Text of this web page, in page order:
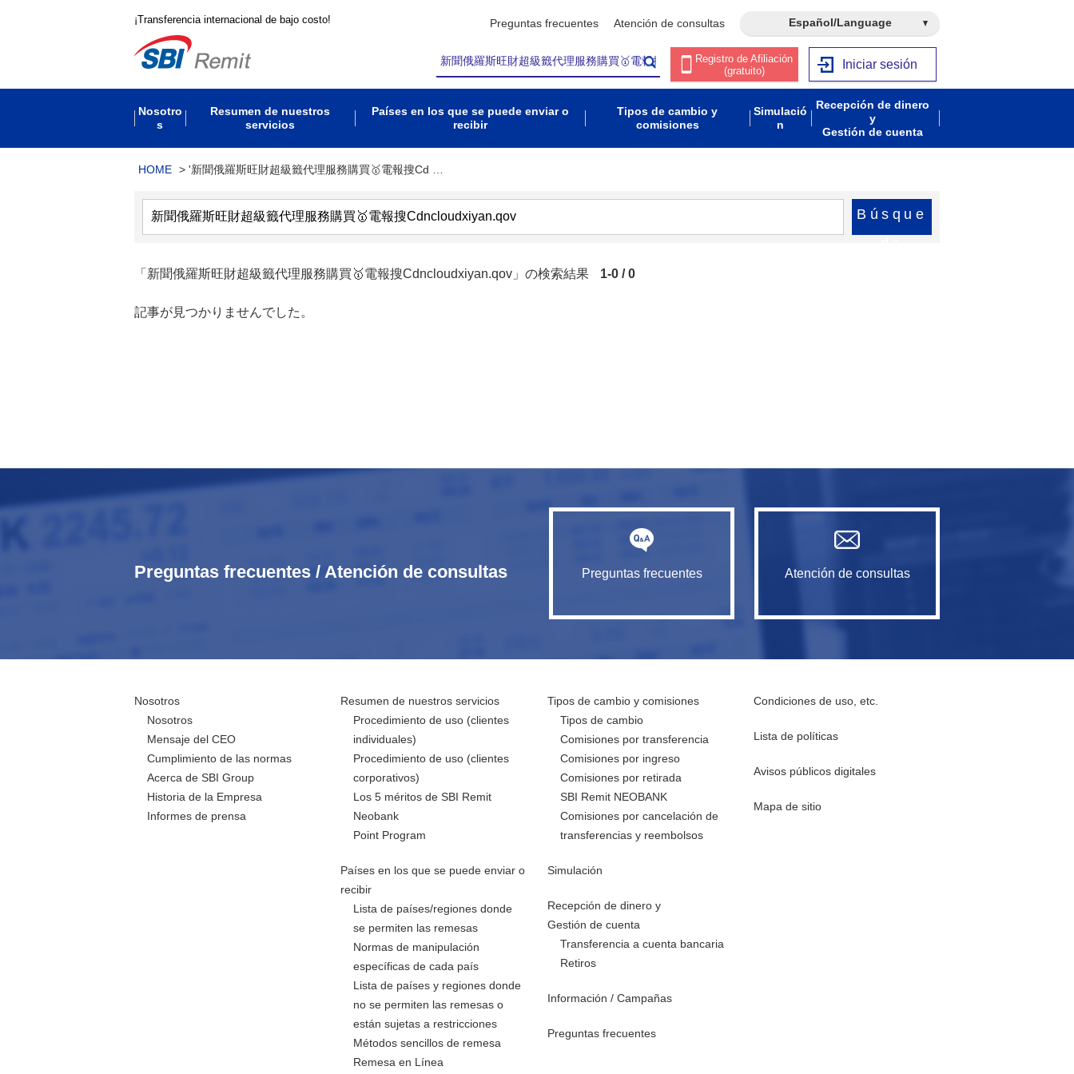
¡Transferencia internacional de bajo costo! Preguntas frecuentes Atención de consultas Español/Language
Registro de Afiliación
(gratuito)
Iniciar sesión
Nosotro
s
Resumen de nuestros
servicios
Países en los que se puede enviar o
recibir
Tipos de cambio y
comisiones
Simulació
n
Recepción de dinero
y
Gestión de cuenta
HOME > '新聞俄羅斯旺財超級籤代理服務購買🥇電報搜Cd …
Búsque
「新聞俄羅斯旺財超級籤代理服務購買🥇電報搜Cdncloudxiyan.qov」の検索結果 1-0 / 0
記事が見つかりませんでした。
Preguntas frecuentes / Atención de consultas Preguntas frecuentes Atención de consultas
Nosotros
Nosotros
Mensaje del CEO
Cumplimiento de las normas
Acerca de SBI Group
Historia de la Empresa
Informes de prensa
Resumen de nuestros servicios
Procedimiento de uso (clientes
individuales)
Procedimiento de uso (clientes
corporativos)
Los 5 méritos de SBI Remit
Neobank
Point Program
Países en los que se puede enviar o
recibir
Lista de países/regiones donde
se permiten las remesas
Normas de manipulación
específicas de cada país
Lista de países y regiones donde
no se permiten las remesas o
están sujetas a restricciones
Métodos sencillos de remesa
Remesa en Línea
Tipos de cambio y comisiones
Tipos de cambio
Comisiones por transferencia
Comisiones por ingreso
Comisiones por retirada
SBI Remit NEOBANK
Comisiones por cancelación de
transferencias y reembolsos
Simulación
Recepción de dinero y
Gestión de cuenta
Transferencia a cuenta bancaria
Retiros
Información / Campañas
Preguntas frecuentes
Condiciones de uso, etc.
Lista de políticas
Avisos públicos digitales
Mapa de sitio